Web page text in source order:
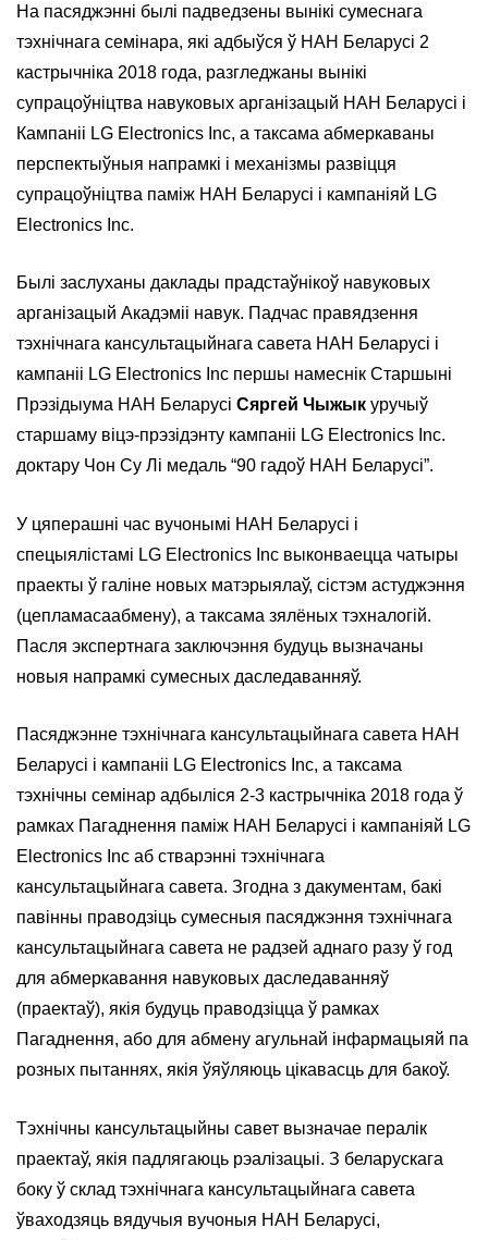
На пасяджэнні былі падведзены вынікі сумеснага
тэхнічнага семінара, які адбыўся ў НАН Беларусі 2
кастрычніка 2018 года, разгледжаны вынікі
супрацоўніцтва навуковых арганізацый НАН Беларусі і
Кампаніі LG Electronics Inc, а таксама абмеркаваны
перспектыўныя напрамкі і механізмы развіцця
супрацоўніцтва паміж НАН Беларусі і кампаніяй LG
Electronics Inc.
Былі заслуханы даклады прадстаўнікоў навуковых
арганізацый Акадэміі навук. Падчас правядзення
тэхнічнага кансультацыйнага савета НАН Беларусі і
кампаніі LG Electronics Inc першы намеснік Старшыні
Прэзідыума НАН Беларусі Сяргей Чыжык уручыў
старшаму віцэ-прэзідэнту кампаніі LG Electronics Inc.
доктару Чон Су Лі медаль “90 гадоў НАН Беларусі”.
У цяперашні час вучонымі НАН Беларусі і
спецыялістамі LG Electronics Inc выконваецца чатыры
праекты ў галіне новых матэрыялаў, сістэм астуджэння
(цепламасаабмену), а таксама зялёных тэхналогій.
Пасля экспертнага заключэння будуць вызначаны
новыя напрамкі сумесных даследаванняў.
Пасяджэнне тэхнічнага кансультацыйнага савета НАН
Беларусі і кампаніі LG Electronics Inc, а таксама
тэхнічны семінар адбыліся 2-3 кастрычніка 2018 года ў
рамках Пагаднення паміж НАН Беларусі і кампаніяй LG
Electronics Inc аб стварэнні тэхнічнага
кансультацыйнага савета. Згодна з дакументам, бакі
павінны праводзіць сумесныя пасяджэння тэхнічнага
кансультацыйнага савета не радзей аднаго разу ў год
для абмеркавання навуковых даследаванняў
(праектаў), якія будуць праводзіцца ў рамках
Пагаднення, або для абмену агульнай інфармацыяй па
розных пытаннях, якія ўяўляюць цікавасць для бакоў.
Тэхнічны кансультацыйны савет вызначае пералік
праектаў, якія падлягаюць рэалізацыі. З беларускага
боку ў склад тэхнічнага кансультацыйнага савета
ўваходзяць вядучыя вучоныя НАН Беларусі,